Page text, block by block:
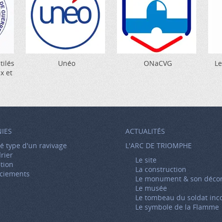
et
Unéo ONaCVG
type d'un ravivage
ACTUALITÉS
L'ARC DE TRIOMPHE
Le site
La construction
Le monument & son
Le musée
Le tombeau du soldat
Le symbole de la Flamme